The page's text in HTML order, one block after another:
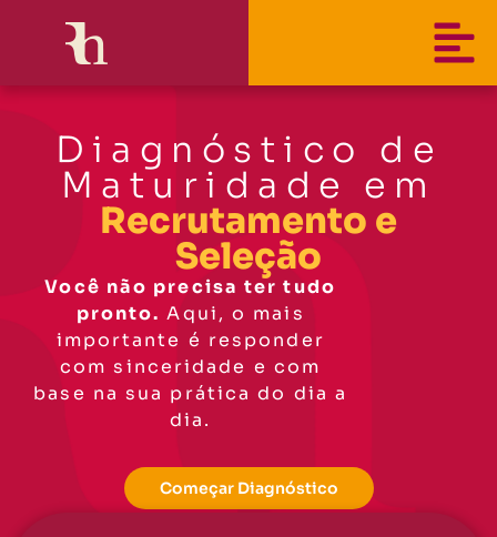
Diagnóstico de
Maturidade em
Recrutamento e
Seleção
Você não precisa ter tudo
pronto. Aqui, o mais
importante é responder
com sinceridade e com
base na sua prática do dia a
dia.
Começar Diagnóstico